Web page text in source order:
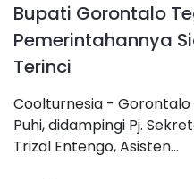
Bupati Gorontalo
Pemerintahannya
Terinci
Coolturnesia -
Puhi, didampingi Pj.
Trizal Entengo, Asisten...